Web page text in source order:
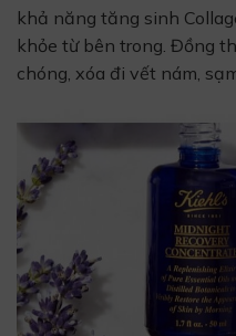
khả năng tăng sinh
khỏe từ bên trong. Đồng
chóng, xóa đi vết nám,